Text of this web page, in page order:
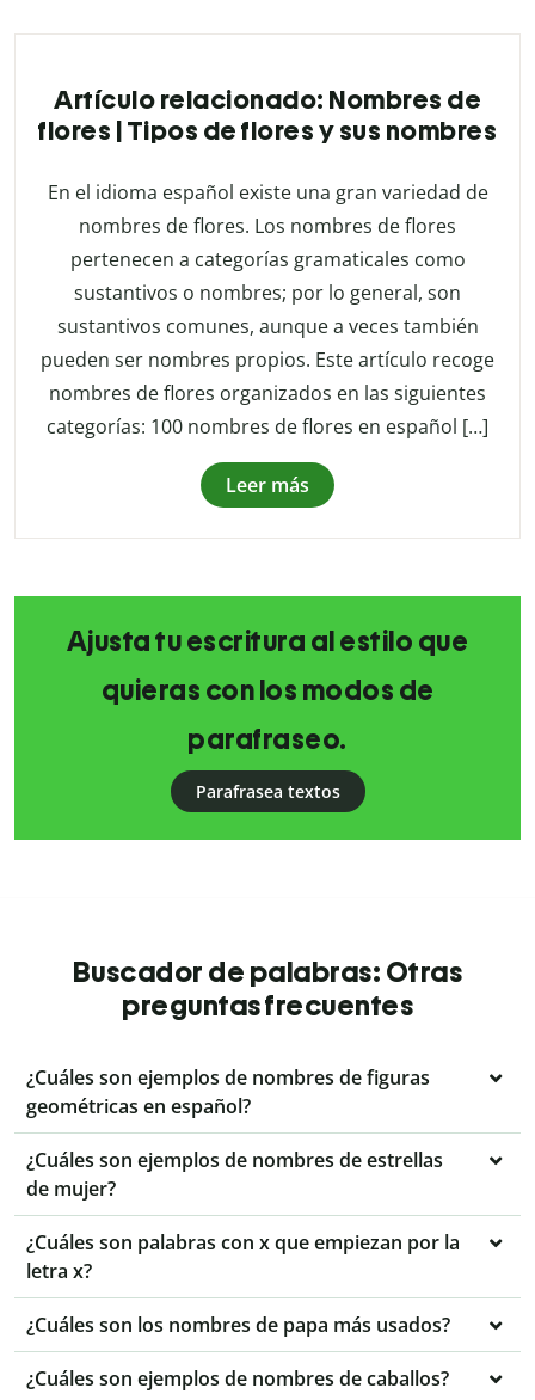
Artículo relacionado: Nombres de
flores | Tipos de flores y sus nombres
En el idioma español existe una gran variedad de
nombres de flores. Los nombres de flores
pertenecen a categorías gramaticales como
sustantivos o nombres; por lo general, son
sustantivos comunes, aunque a veces también
pueden ser nombres propios. Este artículo recoge
nombres de flores organizados en las siguientes
categorías: 100 nombres de flores en español […]
Leer más
Ajusta tu escritura al estilo que
quieras con los modos de
parafraseo.
Parafrasea textos
Buscador de palabras: Otras
preguntas frecuentes
¿Cuáles son ejemplos de nombres de figuras
geométricas en español?
¿Cuáles son ejemplos de nombres de estrellas
de mujer?
¿Cuáles son palabras con x que empiezan por la
letra x?
¿Cuáles son los nombres de papa más usados?
¿Cuáles son ejemplos de nombres de caballos?